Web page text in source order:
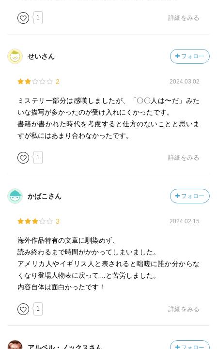
1 詳細をみる
せいさん フォロー
2 2024.03.02
ミステリー部分は感嘆しましたが、「〇〇人は〜だ」みた
いな描写が多かったのが受け入れにくかったです。
書籍が書かれた時代を考慮すると仕方のないことと思いま
すが私にはあまり合わなかったです。
1 詳細をみる
かばこさん フォロー
3 2024.02.15
海外作品特有の文章に馴染めず、
読み終わるまで時間がかかってしまいました。
アメリカ人やイギリス人と表されると咄嗟に誰か分からな
くなり登場人物表に戻って…と苦労しました。
内容自体は面白かったです！
1 詳細をみる
フォロー